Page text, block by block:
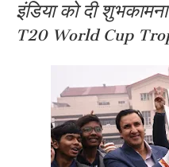
T20 World Cup